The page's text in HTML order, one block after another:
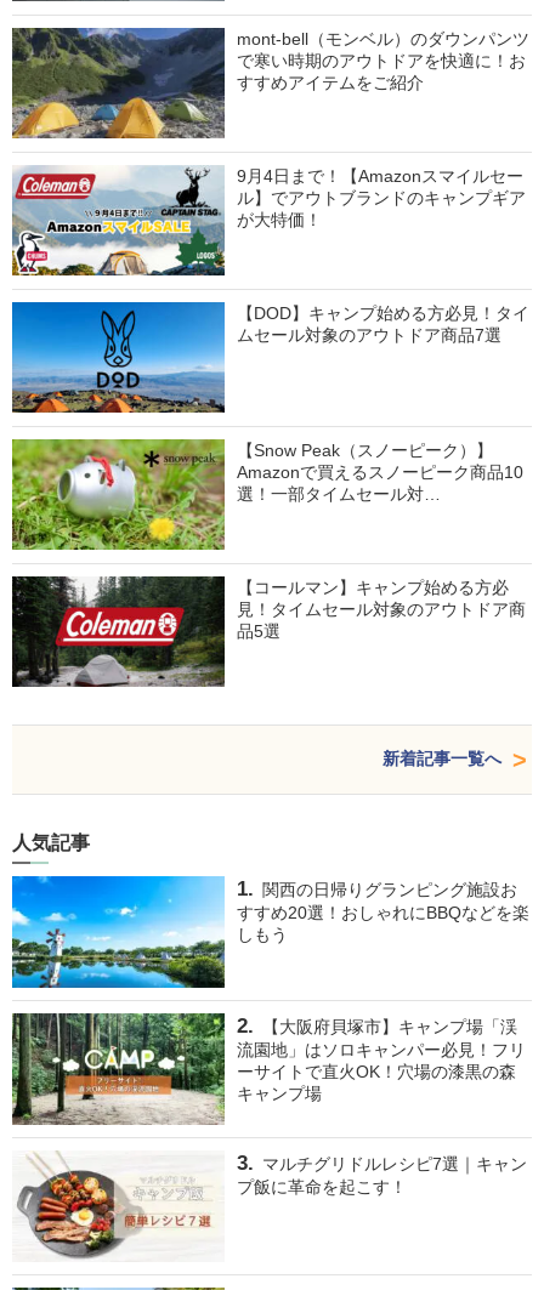
mont-bell（モンベル）のダウンパンツ
で寒い時期のアウトドアを快適に！お
すすめアイテムをご紹介
9月4日まで！【Amazonスマイルセー
ル】でアウトブランドのキャンプギア
が大特価！
【DOD】キャンプ始める方必見！タイ
ムセール対象のアウトドア商品7選
【Snow Peak（スノーピーク）】
Amazonで買えるスノーピーク商品10
選！一部タイムセール対…
【コールマン】キャンプ始める方必
見！タイムセール対象のアウトドア商
品5選
新着記事一覧へ
人気記事
関西の日帰りグランピング施設お
すすめ20選！おしゃれにBBQなどを楽
しもう
【大阪府貝塚市】キャンプ場「渓
流園地」はソロキャンパー必見！フリ
ーサイトで直火OK！穴場の漆黒の森
キャンプ場
マルチグリドルレシピ7選｜キャン
プ飯に革命を起こす！